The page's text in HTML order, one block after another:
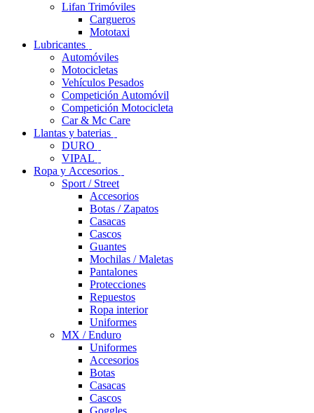
Lifan Trimóviles
Cargueros
Mototaxi
Lubricantes
Automóviles
Motocicletas
Vehículos Pesados
Competición Automóvil
Competición Motocicleta
Car & Mc Care
Llantas y baterias
DURO
VIPAL
Ropa y Accesorios
Sport / Street
Accesorios
Botas / Zapatos
Casacas
Cascos
Guantes
Mochilas / Maletas
Pantalones
Protecciones
Repuestos
Ropa interior
Uniformes
MX / Enduro
Uniformes
Accesorios
Botas
Casacas
Cascos
Goggles